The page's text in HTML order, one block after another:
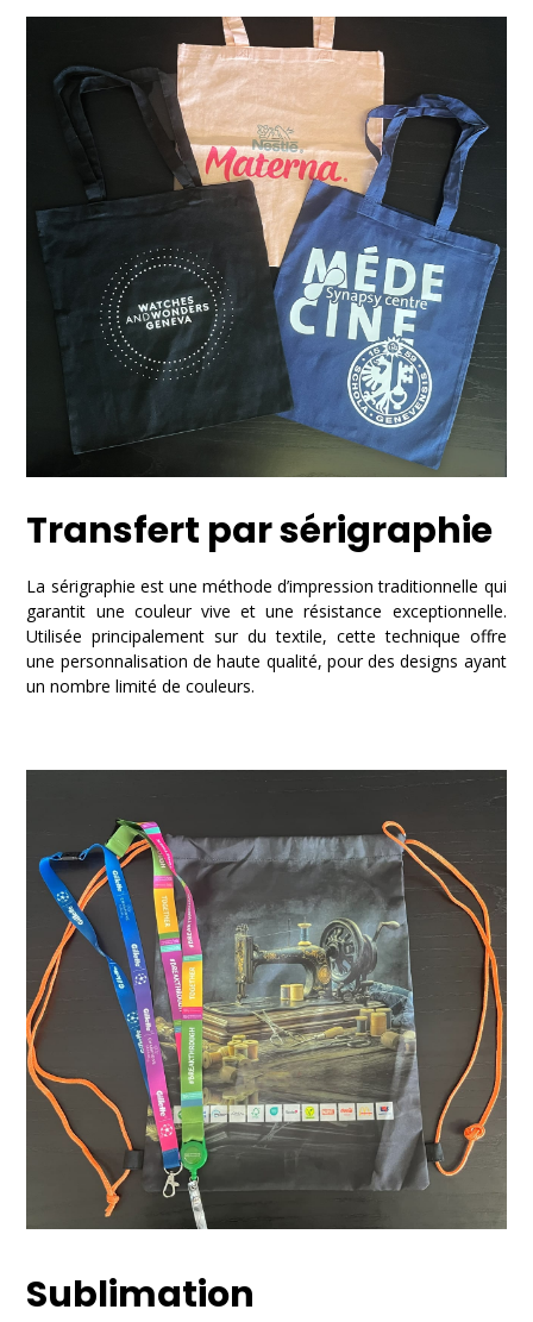
Transfert par sérigraphie
La sérigraphie est une méthode d’impression traditionnelle qui
garantit une couleur vive et une résistance exceptionnelle.
Utilisée principalement sur du textile, cette technique offre
une personnalisation de haute qualité, pour des designs ayant
un nombre limité de couleurs.
Sublimation